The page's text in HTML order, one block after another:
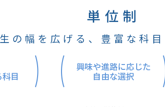
単位制
の幅を広げる、豊富な科
目
興味や進路に応じた
自由な選択